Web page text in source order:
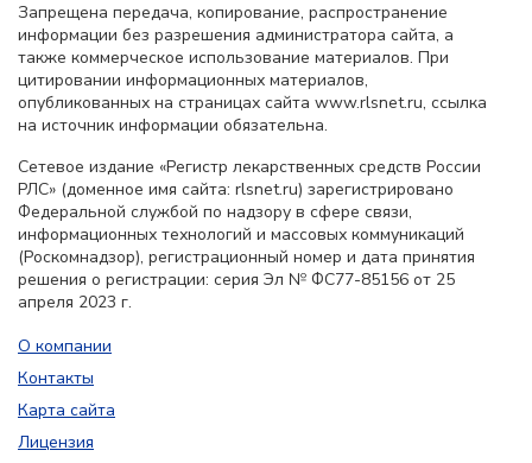
Запрещена передача, копирование, распространение
информации без разрешения администратора сайта, а
также коммерческое использование материалов. При
цитировании информационных материалов,
опубликованных на страницах сайта www.rlsnet.ru, ссылка
на источник информации обязательна.
Сетевое издание «Регистр лекарственных средств России
РЛС» (доменное имя сайта: rlsnet.ru) зарегистрировано
Федеральной службой по надзору в сфере связи,
информационных технологий и массовых коммуникаций
(Роскомнадзор), регистрационный номер и дата принятия
решения о регистрации: серия Эл № ФС77-85156 от 25
апреля 2023 г.
О компании
Контакты
Карта сайта
Лицензия